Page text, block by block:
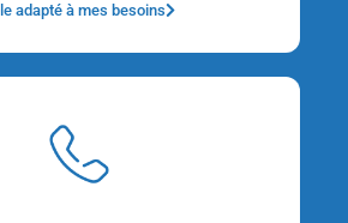
adapté à mes besoins